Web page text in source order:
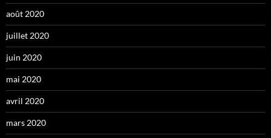
août 2020
juillet 2020
juin 2020
mai 2020
avril 2020
mars 2020